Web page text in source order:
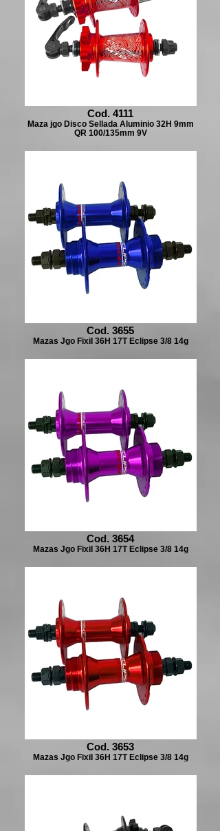
Cod. 4111
Maza jgo Disco Sellada Aluminio 32H 9mm
QR 100/135mm 9V
Cod. 3655
Mazas Jgo FixiI 36H 17T Eclipse 3/8 14g
Cod. 3654
Mazas Jgo FixiI 36H 17T Eclipse 3/8 14g
Cod. 3653
Mazas Jgo FixiI 36H 17T Eclipse 3/8 14g